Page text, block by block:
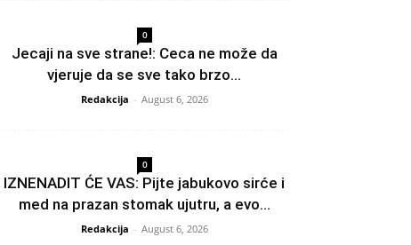
0
Jecaji na sve strane!: Ceca ne može da
vjeruje da se sve tako brzo...
Redakcija - August 6, 2026
0
IZNENADIT ĆE VAS: Pijte jabukovo sirće i
med na prazan stomak ujutru, a evo...
Redakcija - August 6, 2026